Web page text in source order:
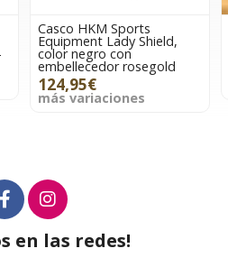
Casco HKM Sports
Equipment Shiny Diamond
color azul marino TALLA M
(56-58 cm)
159,95€
en las redes!